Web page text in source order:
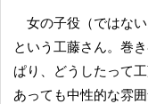
女の子役（ではないんだけれども）が「板についてない」
という工藤さん。巻
ぱり、どうしたって
あっても中性的な雰